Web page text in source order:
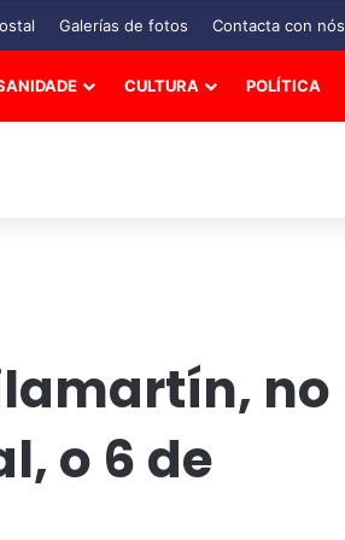
Galerías de fotos Contacta con nós
CULTURA POLÍTICA
no
o 6 de